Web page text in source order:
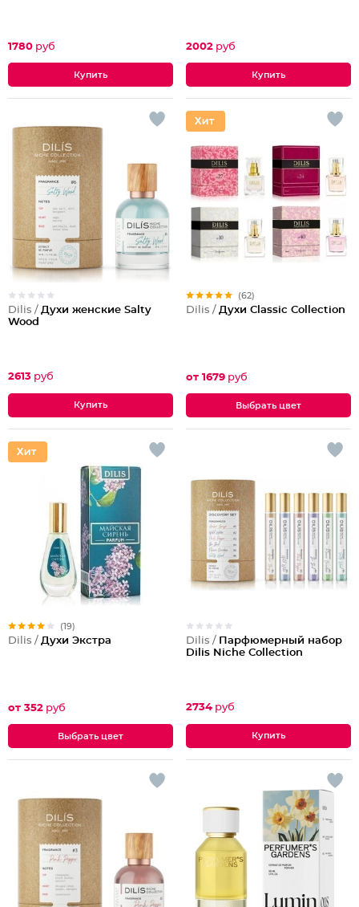
1780 руб 2002 руб
Dilis / Духи женские Salty
Wood
2613 руб
(62)
Dilis / Духи Classic Collection
от 1679 руб
Выбрать цвет
(19)
Dilis / Духи Экстра
от 352 руб
Выбрать цвет
Dilis / Парфюмерный набор
Dilis Niche Collection
2734 руб